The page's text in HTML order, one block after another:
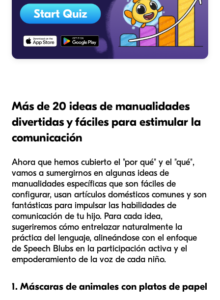
Más de 20 ideas de manualidades
divertidas y fáciles para estimular la
comunicación
Ahora que hemos cubierto el "por qué" y el "qué",
vamos a sumergirnos en algunas ideas de
manualidades específicas que son fáciles de
configurar, usan artículos domésticos comunes y son
fantásticas para impulsar las habilidades de
comunicación de tu hijo. Para cada idea,
sugeriremos cómo entrelazar naturalmente la
práctica del lenguaje, alineándose con el enfoque
de Speech Blubs en la participación activa y el
empoderamiento de la voz de cada niño.
1. Máscaras de animales con platos de papel